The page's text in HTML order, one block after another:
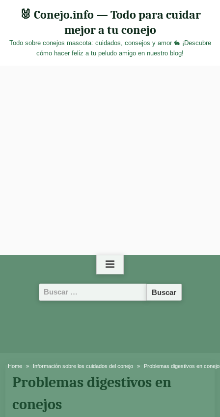
🐰 Conejo.info — Todo para cuidar
mejor a tu conejo
Todo sobre conejos mascota: cuidados, consejos y amor 🐇 ¡Descubre
cómo hacer feliz a tu peludo amigo en nuestro blog!
Buscar:
Home Información sobre los cuidados del conejo Problemas digestivos en
Problemas digestivos en
conejos